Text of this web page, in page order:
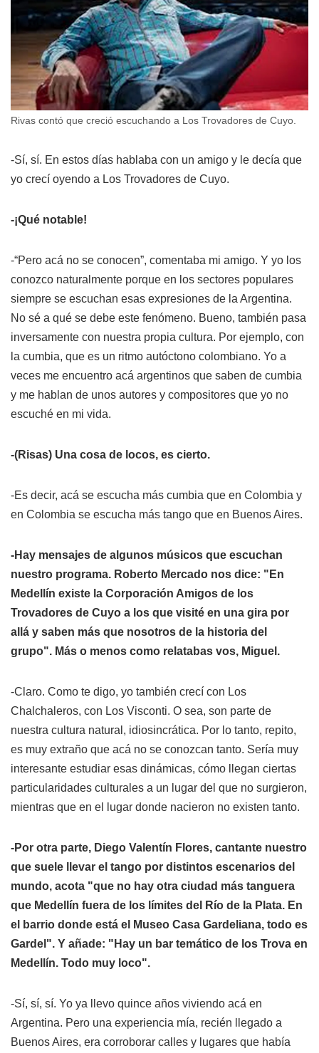
Rivas contó que creció escuchando a Los Trovadores de Cuyo.
-Sí, sí. En estos días hablaba con un amigo y le decía que
yo crecí oyendo a Los Trovadores de Cuyo.
-¡Qué notable!
-“Pero acá no se conocen”, comentaba mi amigo. Y yo los
conozco naturalmente porque en los sectores populares
siempre se escuchan esas expresiones de la Argentina.
No sé a qué se debe este fenómeno. Bueno, también pasa
inversamente con nuestra propia cultura. Por ejemplo, con
la cumbia, que es un ritmo autóctono colombiano. Yo a
veces me encuentro acá argentinos que saben de cumbia
y me hablan de unos autores y compositores que yo no
escuché en mi vida.
-(Risas) Una cosa de locos, es cierto.
-Es decir, acá se escucha más cumbia que en Colombia y
en Colombia se escucha más tango que en Buenos Aires.
-Hay mensajes de algunos músicos que escuchan
nuestro programa. Roberto Mercado nos dice: "En
Medellín existe la Corporación Amigos de los
Trovadores de Cuyo a los que visité en una gira por
allá y saben más que nosotros de la historia del
grupo". Más o menos como relatabas vos, Miguel.
-Claro. Como te digo, yo también crecí con Los
Chalchaleros, con Los Visconti. O sea, son parte de
nuestra cultura natural, idiosincrática. Por lo tanto, repito,
es muy extraño que acá no se conozcan tanto. Sería muy
interesante estudiar esas dinámicas, cómo llegan ciertas
particularidades culturales a un lugar del que no surgieron,
mientras que en el lugar donde nacieron no existen tanto.
-Por otra parte, Diego Valentín Flores, cantante nuestro
que suele llevar el tango por distintos escenarios del
mundo, acota "que no hay otra ciudad más tanguera
que Medellín fuera de los límites del Río de la Plata. En
el barrio donde está el Museo Casa Gardeliana, todo es
Gardel". Y añade: "Hay un bar temático de los Trova en
Medellín. Todo muy loco".
-Sí, sí, sí. Yo ya llevo quince años viviendo acá en
Argentina. Pero una experiencia mía, recién llegado a
Buenos Aires, era corroborar calles y lugares que había